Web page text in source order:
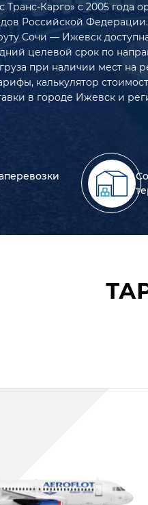
Карго» с 2005 года
Российской
Сочи — Ижевск
целевой срок по
при наличии мест на
калькулятор
в городе Ижевск и